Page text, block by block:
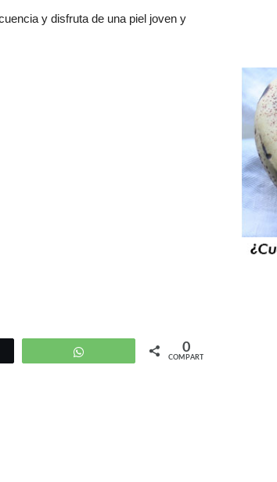
y disfruta de una piel joven y
0
COMPARTIR